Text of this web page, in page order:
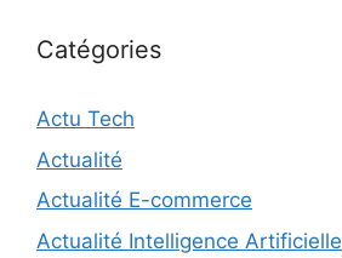
Catégories
Actu Tech
Actualité
Actualité E-commerce
Actualité Intelligence Artificielle